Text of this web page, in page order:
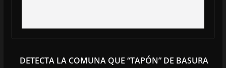
DETECTA LA COMUNA QUE “TAPÓN” DE BASURA